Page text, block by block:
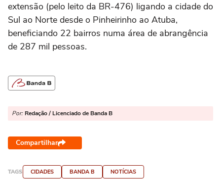
extensão (pelo leito da BR-476) ligando a cidade do
Sul ao Norte desde o Pinheirinho ao Atuba,
beneficiando 22 bairros numa área de abrangência
de 287 mil pessoas.
Por: Redação / Licenciado de Banda B
Compartilhar
TAGS CIDADES BANDA B NOTÍCIAS